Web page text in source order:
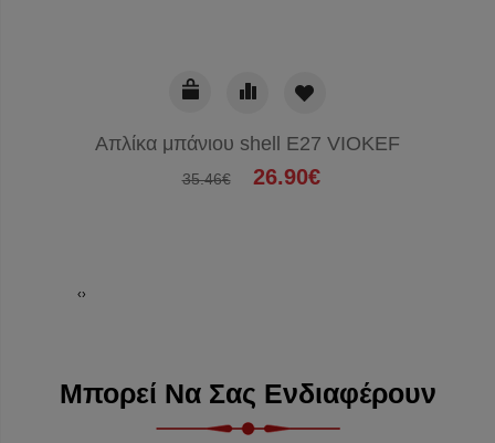
Απλίκα μπάνιου shell E27 VIOKEF
35.46€ 26.90€
‹›
Μπορεί Να Σας Ενδιαφέρουν